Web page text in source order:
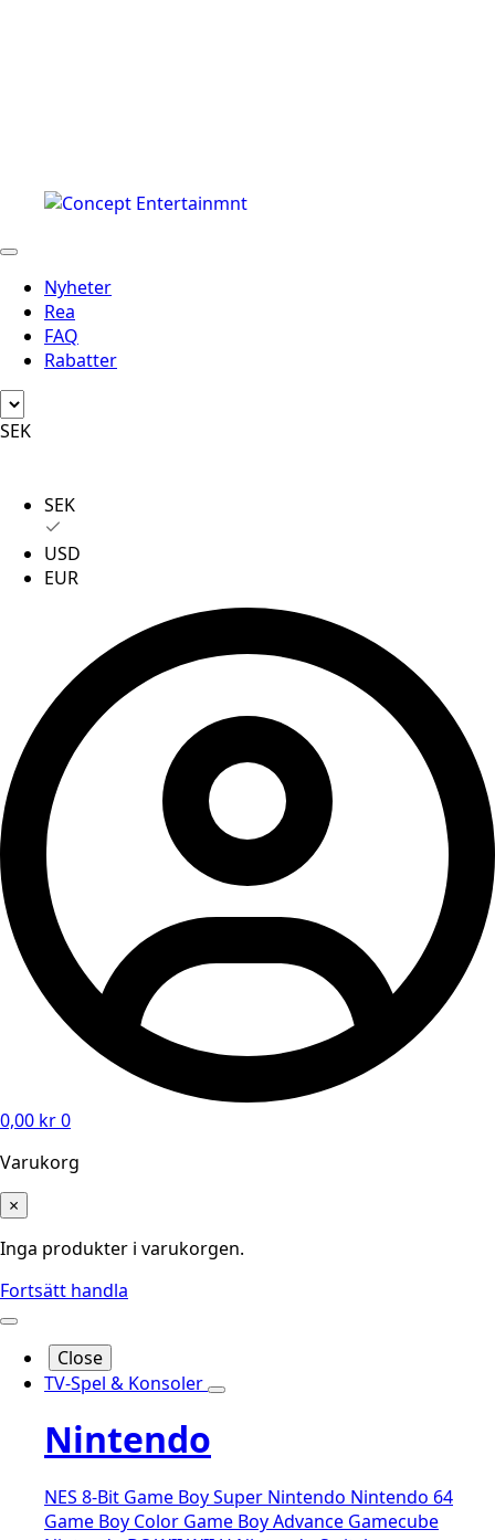
Nyheter
Rea
FAQ
Rabatter
SEK
SEK
USD
EUR
0,00 kr0
Varukorg
×
Inga produkter i varukorgen.
Fortsätt handla
Close
TV-Spel & Konsoler
Nintendo
NES 8-Bit Game BoySuper Nintendo Nintendo 64
Game Boy Color Game Boy Advance Gamecube